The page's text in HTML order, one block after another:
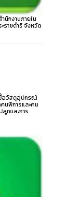
นักงานภายใน
าชดำริ จังหวัด
อวัสดุอุปกรณ์
นพิการและคน
กและการ